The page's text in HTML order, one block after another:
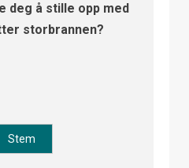
deg å stille opp med
storbrannen?